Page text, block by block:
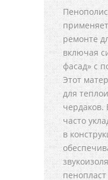
ремонте
включая
фасад» с
Этот
для
часто
в